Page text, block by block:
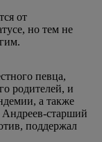
от
но тем не
певца,
родителей, и
а также
Андреев-старший
поддержал